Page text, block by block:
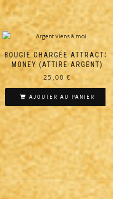
BOUGIE CHARGÉE ATTRACTS
MONEY (ATTIRE ARGENT)
25,00€
AJOUTER AU PANIER